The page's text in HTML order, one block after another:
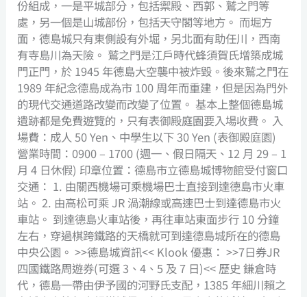
份組成，一是平城部分，包括禦殿、西郭、鷲之門等
處，另一個是山城部份，包括天守閣等地方。 而堀方
面，德島城只有東側設有外堀，另北面有助任川，西南
有寺島川為天險。 鷲之門是江戶時代蜂須賀氏增築成城
門正門，於 1945 年德島大空襲中被炸毀。後來鷲之門在
1989 年紀念德島成為市 100 周年而重建，但是因為門外
的現代交通道路改變而改變了位置。 基本上整個德島城
遺跡都是免費遊覽的，只有表御殿庭園要入場收費。 入
場費：成人 50 Yen、中學生以下 30 Yen (表御殿庭園)
營業時間：0900 – 1700 (週一、假日隔天、12 月 29 – 1
月 4 日休假) 印章位置：德島市立德島城博物館受付窗口
交通： 1. 由關西機場可乘機場巴士直接到達德島市火車
站。 2. 由高松可乘 JR 渦潮線或高速巴士到達德島市火
車站。 到達德島火車站後，再往車站東面步行 10 分鐘
左右，穿過棋跨鐵路的天橋就可到達德島城所在的德島
中央公園。 >>德島城資訊<< Klook 優惠： >>7日券JR
四國鐵路周遊券(可選 3、4、5 及 7 日)<< 歷史 鎌倉時
代，德島一帶由伊予國的河野氏支配，1385 年細川賴之